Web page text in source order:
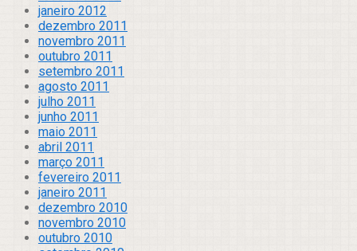
janeiro 2012
dezembro 2011
novembro 2011
outubro 2011
setembro 2011
agosto 2011
julho 2011
junho 2011
maio 2011
abril 2011
março 2011
fevereiro 2011
janeiro 2011
dezembro 2010
novembro 2010
outubro 2010